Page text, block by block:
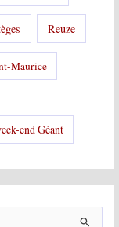
Reuze
Maurice
end Géant